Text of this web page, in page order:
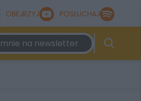
OBEJRZYJ POSŁUCHAJ
na newsletter